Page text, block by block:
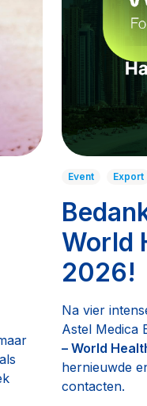
Event Export
World
2026!
Na vier
Astel Medica
– World
hernieuwde
contacten.